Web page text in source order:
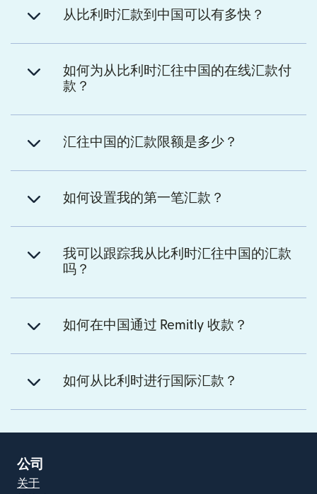
从比利时汇款到中国可以有多快？
如何为从比利时汇往中国的在线汇款付
款？
汇往中国的汇款限额是多少？
如何设置我的第一笔汇款？
我可以跟踪我从比利时汇往中国的汇款
吗？
如何在中国通过 Remitly 收款？
如何从比利时进行国际汇款？
公司
关于